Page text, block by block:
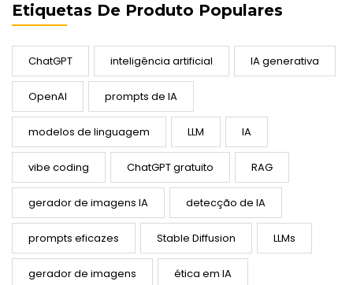
Etiquetas De Produto Populares
ChatGPT inteligência artificial IA generativa
OpenAI prompts de IA
modelos de linguagem LLM IA
vibe coding ChatGPT gratuito RAG
gerador de imagens IA detecção de IA
prompts eficazes Stable Diffusion LLMs
gerador de imagens ética em IA